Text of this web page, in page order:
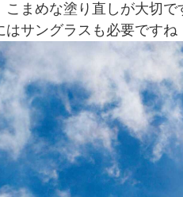
こまめな塗り直しが大切
はサングラスも必要ですね